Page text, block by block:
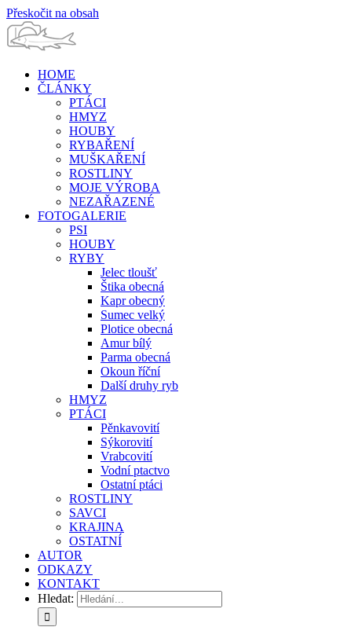
Přeskočit na obsah
HOME
ČLÁNKY
PTÁCI
HMYZ
HOUBY
RYBAŘENÍ
MUŠKAŘENÍ
ROSTLINY
MOJE VÝROBA
NEZAŘAZENÉ
FOTOGALERIE
PSI
HOUBY
RYBY
Jelec tloušť
Štika obecná
Kapr obecný
Sumec velký
Plotice obecná
Amur bílý
Parma obecná
Okoun říční
Další druhy ryb
HMYZ
PTÁCI
Pěnkavovití
Sýkorovití
Vrabcovití
Vodní ptactvo
Ostatní ptáci
ROSTLINY
SAVCI
KRAJINA
OSTATNÍ
AUTOR
ODKAZY
KONTAKT
Hledat: